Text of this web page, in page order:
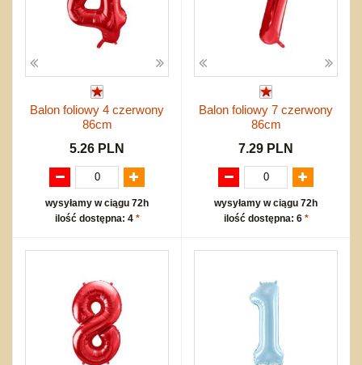
Balon foliowy 4 czerwony
86cm
5.26 PLN
wysyłamy w ciągu 72h
ilość dostępna: 4 *
Balon foliowy 7 czerwony
86cm
7.29 PLN
wysyłamy w ciągu 72h
ilość dostępna: 6 *